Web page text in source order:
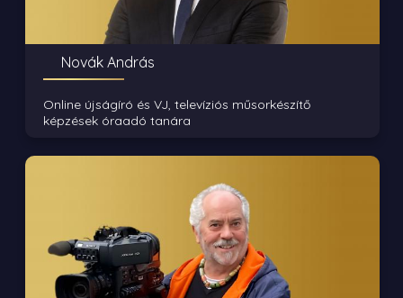
Novák András
Online újságíró és VJ, televíziós műsorkészítő
képzések óraadó tanára